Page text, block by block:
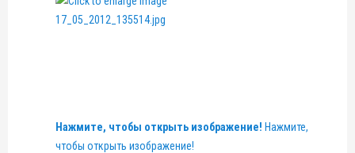
Нажмите, чтобы открыть изображение! Нажмите,
чтобы открыть изображение!